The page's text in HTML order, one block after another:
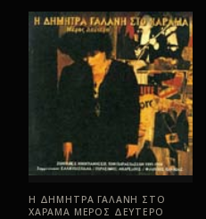
Η ΔΗΜΗΤΡΑ ΓΑΛΑΝΗ ΣΤΟ
ΧΑΡΑΜΑ ΜΕΡΟΣ ΔΕΥΤΕΡΟ